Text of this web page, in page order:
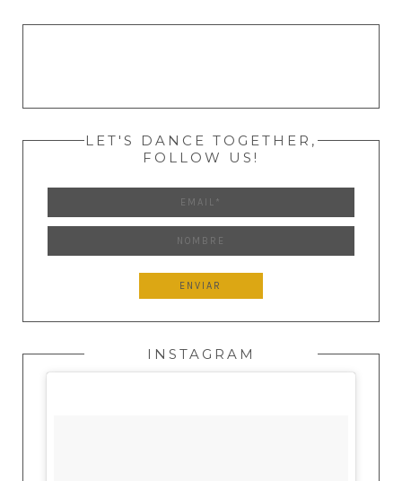
LET'S DANCE TOGETHER,
FOLLOW US!
INSTAGRAM